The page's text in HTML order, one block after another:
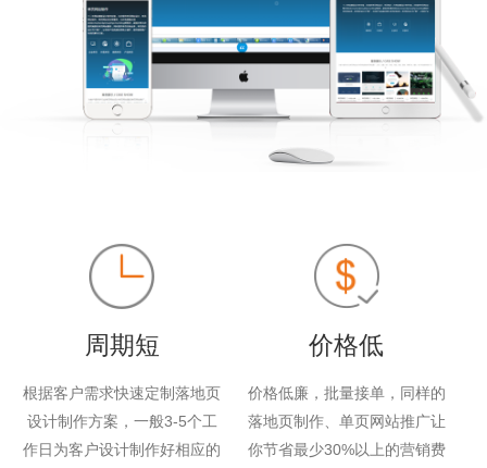
周期短
根据客户需求快速定制落地页
设计制作方案，一般3-5个工
作日为客户设计制作好相应的
价格低
价格低廉，批量接单，同样的
落地页制作、单页网站推广让
你节省最少30%以上的营销费